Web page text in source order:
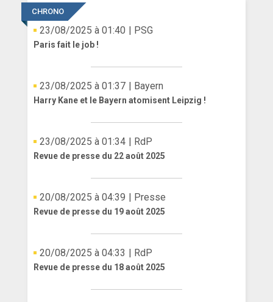
CHRONO
23/08/2025 à 01:40 | PSG
Paris fait le job !
23/08/2025 à 01:37 | Bayern
Harry Kane et le Bayern atomisent Leipzig !
23/08/2025 à 01:34 | RdP
Revue de presse du 22 août 2025
20/08/2025 à 04:39 | Presse
Revue de presse du 19 août 2025
20/08/2025 à 04:33 | RdP
Revue de presse du 18 août 2025